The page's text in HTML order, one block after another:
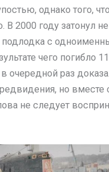
однако того,
В 2000 году затонул
подлодка с
чего погибло
очередной раз
но вместе
не следует